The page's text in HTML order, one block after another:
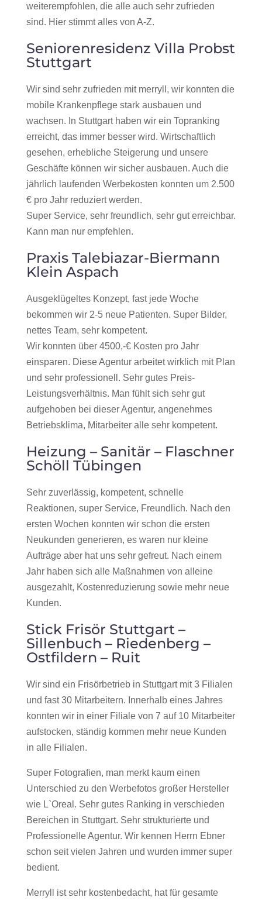
weiterempfohlen, die alle auch sehr zufrieden
sind. Hier stimmt alles von A-Z.
Seniorenresidenz Villa Probst
Stuttgart
Wir sind sehr zufrieden mit merryll, wir konnten die
mobile Krankenpflege stark ausbauen und
wachsen. In Stuttgart haben wir ein Topranking
erreicht, das immer besser wird. Wirtschaftlich
gesehen, erhebliche Steigerung und unsere
Geschäfte können wir sicher ausbauen. Auch die
jährlich laufenden Werbekosten konnten um 2.500
€ pro Jahr reduziert werden.
Super Service, sehr freundlich, sehr gut erreichbar.
Kann man nur empfehlen.
Praxis Talebiazar-Biermann
Klein Aspach
Ausgeklügeltes Konzept, fast jede Woche
bekommen wir 2-5 neue Patienten. Super Bilder,
nettes Team, sehr kompetent.
Wir konnten über 4500,-€ Kosten pro Jahr
einsparen. Diese Agentur arbeitet wirklich mit Plan
und sehr professionell. Sehr gutes Preis-
Leistungsverhältnis. Man fühlt sich sehr gut
aufgehoben bei dieser Agentur, angenehmes
Betriebsklima, Mitarbeiter alle sehr kompetent.
Heizung – Sanitär – Flaschner
Schöll Tübingen
Sehr zuverlässig, kompetent, schnelle
Reaktionen, super Service, Freundlich. Nach den
ersten Wochen konnten wir schon die ersten
Neukunden generieren, es waren nur kleine
Aufträge aber hat uns sehr gefreut. Nach einem
Jahr haben sich alle Maßnahmen von alleine
ausgezahlt, Kostenreduzierung sowie mehr neue
Kunden.
Stick Frisör Stuttgart –
Sillenbuch – Riedenberg –
Ostfildern – Ruit
Wir sind ein Frisörbetrieb in Stuttgart mit 3 Filialen
und fast 30 Mitarbeitern. Innerhalb eines Jahres
konnten wir in einer Filiale von 7 auf 10 Mitarbeiter
aufstocken, ständig kommen mehr neue Kunden
in alle Filialen.
Super Fotografien, man merkt kaum einen
Unterschied zu den Werbefotos großer Hersteller
wie L`Oreal. Sehr gutes Ranking in verschieden
Bereichen in Stuttgart. Sehr strukturierte und
Professionelle Agentur. Wir kennen Herrn Ebner
schon seit vielen Jahren und wurden immer super
bedient.
Merryll ist sehr kostenbedacht, hat für gesamte